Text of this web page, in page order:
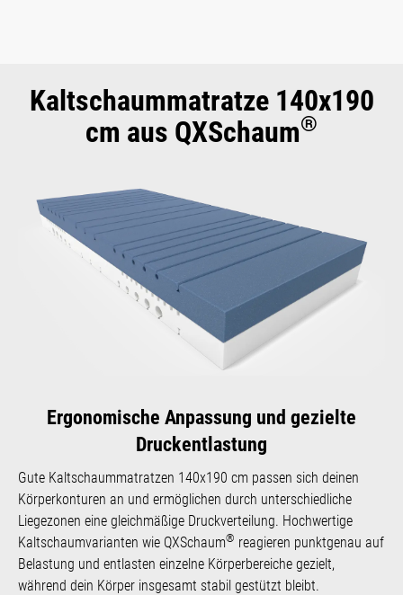
Kaltschaummatratze 140x190
cm aus QXSchaum®
Ergonomische Anpassung und gezielte
Druckentlastung
Gute Kaltschaummatratzen 140x190 cm passen sich deinen
Körperkonturen an und ermöglichen durch unterschiedliche
Liegezonen eine gleichmäßige Druckverteilung. Hochwertige
Kaltschaumvarianten wie QXSchaum® reagieren punktgenau auf
Belastung und entlasten einzelne Körperbereiche gezielt,
während dein Körper insgesamt stabil gestützt bleibt.